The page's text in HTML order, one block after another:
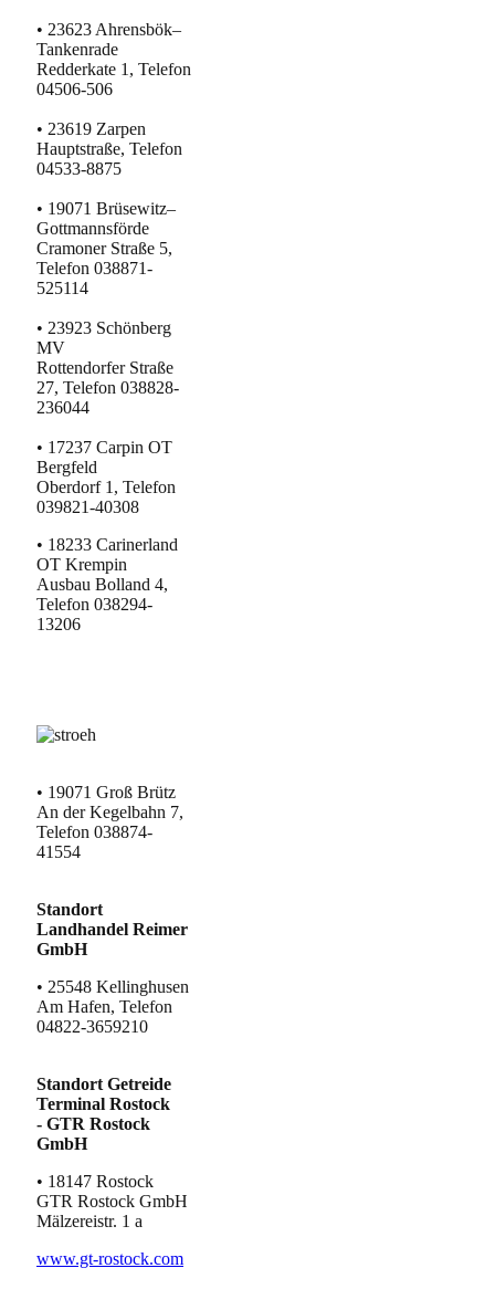
• 23623 Ahrensbök–
Tankenrade
Redderkate 1, Telefon
04506-506
• 23619 Zarpen
Hauptstraße, Telefon
04533-8875
• 19071 Brüsewitz–
Gottmannsförde
Cramoner Straße 5,
Telefon 038871-
525114
• 23923 Schönberg
MV
Rottendorfer Straße
27, Telefon 038828-
236044
• 17237 Carpin OT
Bergfeld
Oberdorf 1, Telefon
039821-40308
• 18233 Carinerland
OT Krempin
Ausbau Bolland 4,
Telefon 038294-
13206
• 19071 Groß Brütz
An der Kegelbahn 7,
Telefon 038874-
41554
Standort
Landhandel Reimer
GmbH
• 25548 Kellinghusen
Am Hafen, Telefon
04822-3659210
Standort Getreide
Terminal Rostock
- GTR Rostock
GmbH
• 18147 Rostock
GTR Rostock GmbH
Mälzereistr. 1 a
www.gt-rostock.com